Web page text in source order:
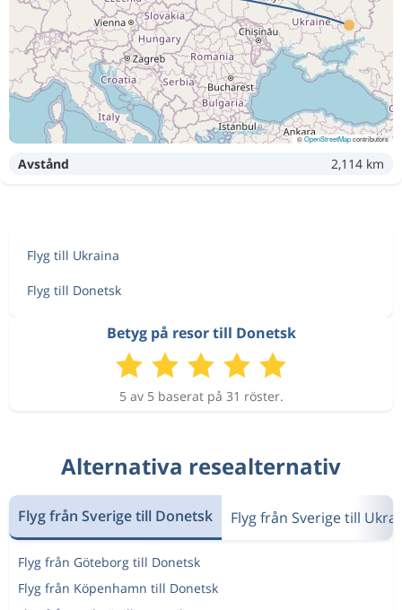
©OpenStreetMapcontributors
Avstånd 2,114 km
Flyg till Ukraina
Flyg till Donetsk
Betyg på resor till Donetsk
5 av 5 baserat på 31 röster.
Alternativa resealternativ
Flyg från Sverige till Donetsk Flyg från Sverige till
Flyg från Göteborg till Donetsk
Flyg från Köpenhamn till Donetsk